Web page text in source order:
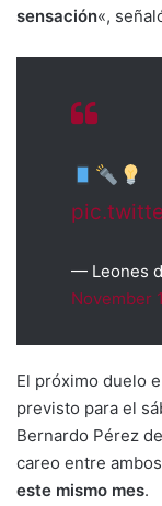
sensación«,
— Leones
November
El próximo duelo
previsto para el
Bernardo Pérez
careo entre
este mismo mes.